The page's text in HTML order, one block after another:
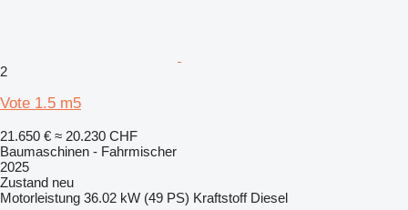
2
Vote 1.5 m5
21.650 € ≈ 20.230 CHF
Baumaschinen - Fahrmischer
2025
Zustand neu
Motorleistung 36.02 kW (49 PS) Kraftstoff Diesel